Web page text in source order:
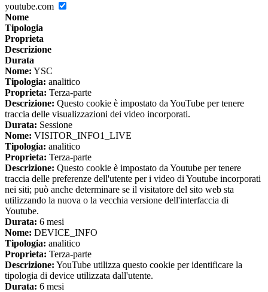
youtube.com
Nome
Tipologia
Proprieta
Descrizione
Durata
Nome: YSC
Tipologia: analitico
Proprieta: Terza-parte
Descrizione: Questo cookie è impostato da YouTube per tenere
traccia delle visualizzazioni dei video incorporati.
Durata: Sessione
Nome: VISITOR_INFO1_LIVE
Tipologia: analitico
Proprieta: Terza-parte
Descrizione: Questo cookie è impostato da Youtube per tenere
traccia delle preferenze dell'utente per i video di Youtube incorporati
nei siti; può anche determinare se il visitatore del sito web sta
utilizzando la nuova o la vecchia versione dell'interfaccia di
Youtube.
Durata: 6 mesi
Nome: DEVICE_INFO
Tipologia: analitico
Proprieta: Terza-parte
Descrizione: YouTube utilizza questo cookie per identificare la
tipologia di device utilizzata dall'utente.
Durata: 6 mesi